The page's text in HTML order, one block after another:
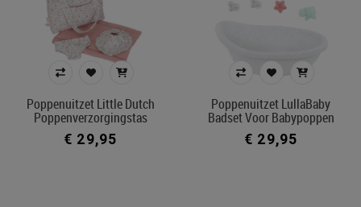
Poppenuitzet Little Dutch
Poppenverzorgingstas
€ 29,95
Poppenuitzet LullaBaby
Badset Voor Babypoppen
€ 29,95